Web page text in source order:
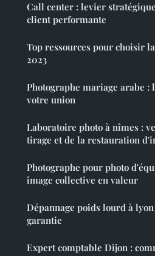
Call center : levier
client performante
Top ressources pour choisir
2023
Photographe mariage arabe
votre union
Laboratoire photo à nîmes :
tirage et de la restauration
Photographe pour photo
image collective en valeur
Dépannage poids lourd à
garantie
Expert comptable Dijon :